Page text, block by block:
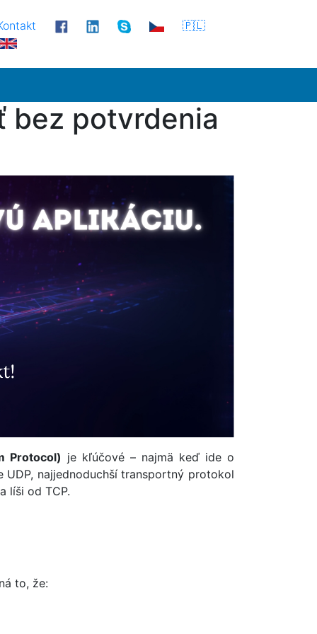
🇵🇱
bez potvrdenia
Protocol) je kľúčové – najmä keď ide o
UDP, najjednoduchší transportný protokol
líši od TCP.
to, že: